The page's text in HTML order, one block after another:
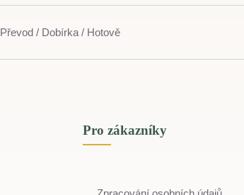
Převod / Dobírka / Hotově
Pro zákazníky